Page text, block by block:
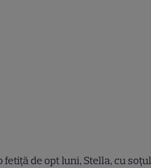
fetiţă de opt luni, Stella, cu